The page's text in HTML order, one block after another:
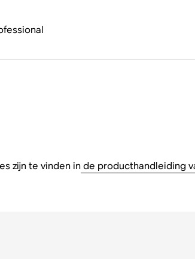
zijn te vinden inde producthandleiding